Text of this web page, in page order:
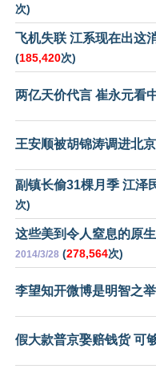
次)
飞机失联 江系现在出这
(185,420次)
两亿天价代言 崔永元看
王安顺被胡锦涛调进北
副镇长偷31棵月季 江泽
次)
这些美到令人窒息的原
2014/3/28 (278,564次)
李望知开微博是明智之举
假大款普京娶赔钱货 可